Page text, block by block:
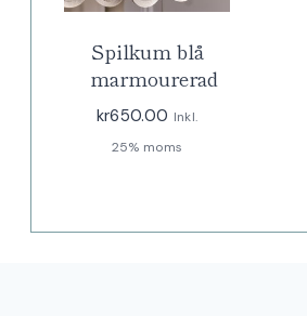
Spilkum blå
marmourerad
kr650.00 Inkl.
25% moms